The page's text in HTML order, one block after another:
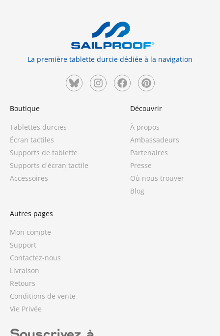
La première tablette durcie dédiée à la navigation
Boutique
Tablettes durcies
Écran tactiles
Supports de tablette
Supports d'écran tactile
Accessoires
Découvrir
À propos
Ambassadeurs
Partenaires
Presse
Où nous trouver
Blog
Autres pages
Mon compte
Support
Contactez-nous
Livraison
Retours
Conditions de vente
Vie Privée